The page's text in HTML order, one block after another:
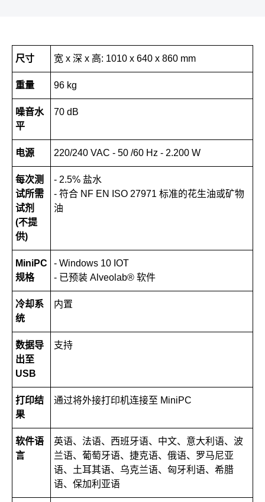
尺寸 宽 x 深 x 高: 1010 x 640 x 860 mm
重量 96 kg
噪音水
平
70 dB
电源 220/240 VAC - 50 /60 Hz - 2.200 W
每次测
试所需
试剂
(不提
供)
- 2.5% 盐水
- 符合 NF EN ISO 27971 标准的花生油或矿物
油
MiniPC
规格
- Windows 10 IOT
- 已预装 Alveolab® 软件
冷却系
统
内置
数据导
出至
USB
支持
打印结
果
通过将外接打印机连接至 MiniPC
软件语
言
英语、法语、西班牙语、中文、意大利语、波
兰语、葡萄牙语、捷克语、俄语、罗马尼亚
语、土耳其语、乌克兰语、匈牙利语、希腊
语、保加利亚语